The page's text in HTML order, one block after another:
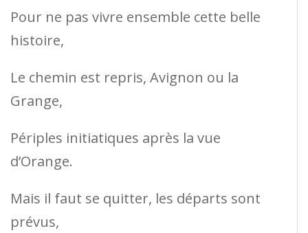
Pour ne pas vivre ensemble cette belle
histoire,
Le chemin est repris, Avignon ou la
Grange,
Périples initiatiques après la vue
d’Orange.
Mais il faut se quitter, les départs sont
prévus,